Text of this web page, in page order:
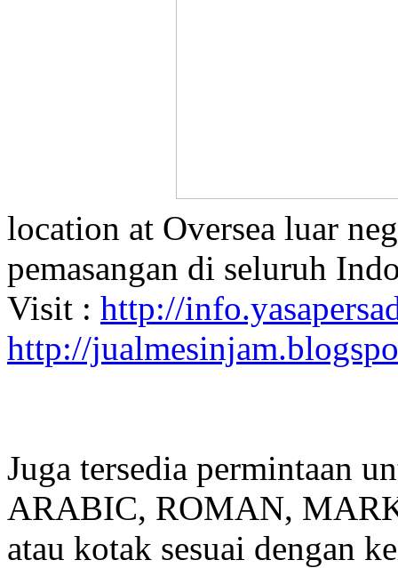
location at Oversea luar
pemasangan di seluruh
Visit : http://
http://
Juga tersedia permintaan
ARABIC, ROMAN,
atau kotak sesuai dengan